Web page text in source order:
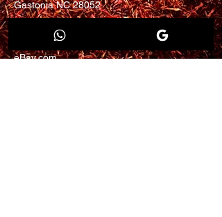
Gastonia NC 28052
Finds us on
Walmart.com
eBay.com